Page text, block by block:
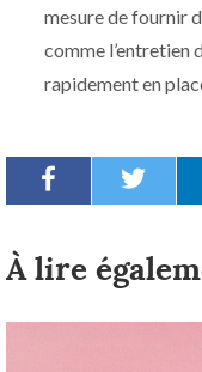
mesure de fournir
comme l’entretien
rapidement en
À lire